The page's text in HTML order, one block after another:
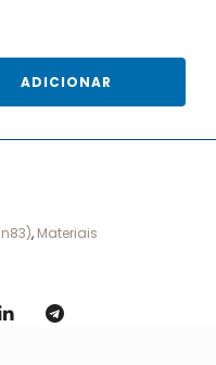
ADICIONAR
, Materiais